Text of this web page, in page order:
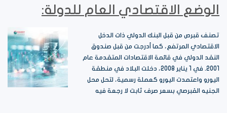
الوضع الاقتصادي العام للدولة:
تصنف قبرص من قبل البنك الدولي ذات الدخل
الاقتصادي المرتفع، كما أدرجت من قبل صندوق
النقد الدولي في قائمة الاقتصادات المتقدمة عام
2001. في 1 يناير 2008، دخلت البلاد في منطقة
اليورو واعتمدت اليورو كعملة رسمية، لتحل محل
الجنيه القبرصي بسعر صرف ثابت لا رجعة فيه